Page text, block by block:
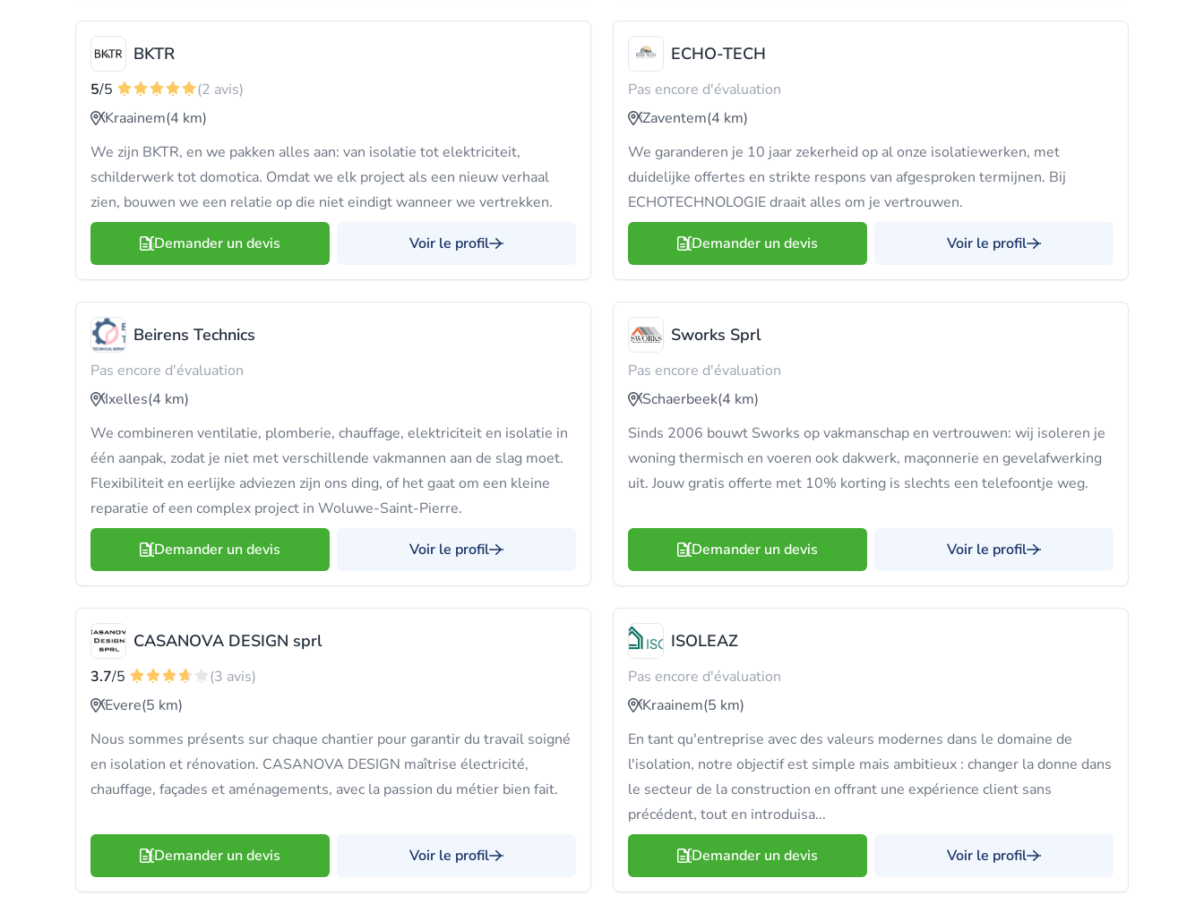
BKTR
5/5
(2 avis)
Kraainem(4 km)
We zijn BKTR, en we pakken alles aan: van isolatie tot elektriciteit,
schilderwerk tot domotica. Omdat we elk project als een nieuw verhaal
zien, bouwen we een relatie op die niet eindigt wanneer we vertrekken.
Demander un devis Voir le profil
ECHO-TECH
Pas encore d'évaluation
Zaventem(4 km)
We garanderen je 10 jaar zekerheid op al onze isolatiewerken, met
duidelijke offertes en strikte respons van afgesproken termijnen. Bij
ECHOTECHNOLOGIE draait alles om je vertrouwen.
Demander un devis Voir le profil
Beirens Technics
Pas encore d'évaluation
Ixelles(4 km)
We combineren ventilatie, plomberie, chauffage, elektriciteit en isolatie in
één aanpak, zodat je niet met verschillende vakmannen aan de slag moet.
Flexibiliteit en eerlijke adviezen zijn ons ding, of het gaat om een kleine
reparatie of een complex project in Woluwe-Saint-Pierre.
Demander un devis Voir le profil
Sworks Sprl
Pas encore d'évaluation
Schaerbeek(4 km)
Sinds 2006 bouwt Sworks op vakmanschap en vertrouwen: wij isoleren je
woning thermisch en voeren ook dakwerk, maçonnerie en gevelafwerking
uit. Jouw gratis offerte met 10% korting is slechts een telefoontje weg.
Demander un devis Voir le profil
CASANOVA DESIGN sprl
3.7/5
(3 avis)
Evere(5 km)
Nous sommes présents sur chaque chantier pour garantir du travail soigné
en isolation et rénovation. CASANOVA DESIGN maîtrise électricité,
chauffage, façades et aménagements, avec la passion du métier bien fait.
Demander un devis Voir le profil
ISOLEAZ
Pas encore d'évaluation
Kraainem(5 km)
En tant qu'entreprise avec des valeurs modernes dans le domaine de
l'isolation, notre objectif est simple mais ambitieux : changer la donne dans
le secteur de la construction en offrant une expérience client sans
précédent, tout en introduisa...
Demander un devis Voir le profil